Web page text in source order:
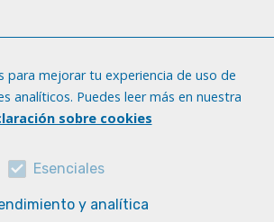
para mejorar tu experiencia de uso de
analíticos. Puedes leer más en nuestra
sobre cookies
Esenciales
y analítica